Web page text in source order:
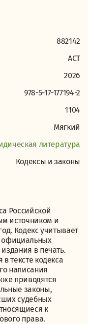
882142
АСТ
2026
978-5-17-177194-2
1104
Мягкий
литература
Кодексы и законы
Российской
источником и
Кодекс учитывает
официальных
в печать.
тексте кодекса
написания
приводятся
законы,
судебных
к
права.